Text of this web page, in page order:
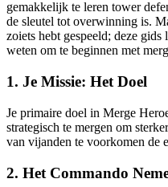
gemakkelijk te leren tower
de sleutel tot overwinning is.
zoiets hebt gespeeld; deze
weten om te beginnen met
1. Je Missie: Het Doel
Je primaire doel in Merge
strategisch te mergen om
van vijanden te voorkomen de
2. Het Commando